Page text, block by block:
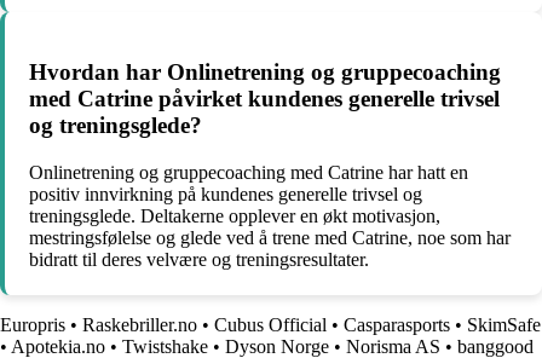
Hvordan har Onlinetrening og gruppecoaching
med Catrine påvirket kundenes generelle trivsel
og treningsglede?
Onlinetrening og gruppecoaching med Catrine har hatt en
positiv innvirkning på kundenes generelle trivsel og
treningsglede. Deltakerne opplever en økt motivasjon,
mestringsfølelse og glede ved å trene med Catrine, noe som har
bidratt til deres velvære og treningsresultater.
Europris • Raskebriller.no • Cubus Official • Casparasports • SkimSafe
• Apotekia.no • Twistshake • Dyson Norge • Norisma AS • banggood